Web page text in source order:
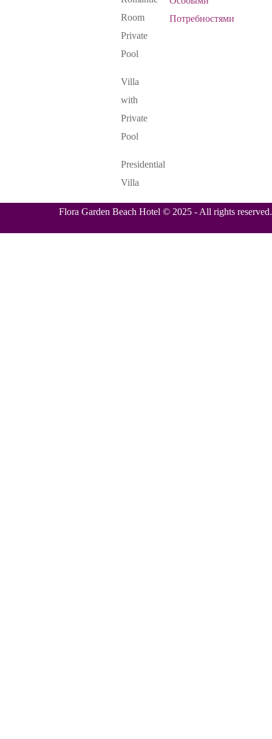
Room
Private
Pool
Villa
with
Private
Pool
Presidential
Villa
Потребностями
Flora Garden Beach Hotel © 2025 - All rights reserved.